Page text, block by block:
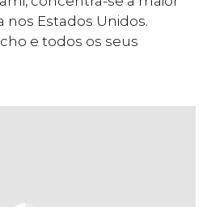
Estados Unidos.
e todos os seus